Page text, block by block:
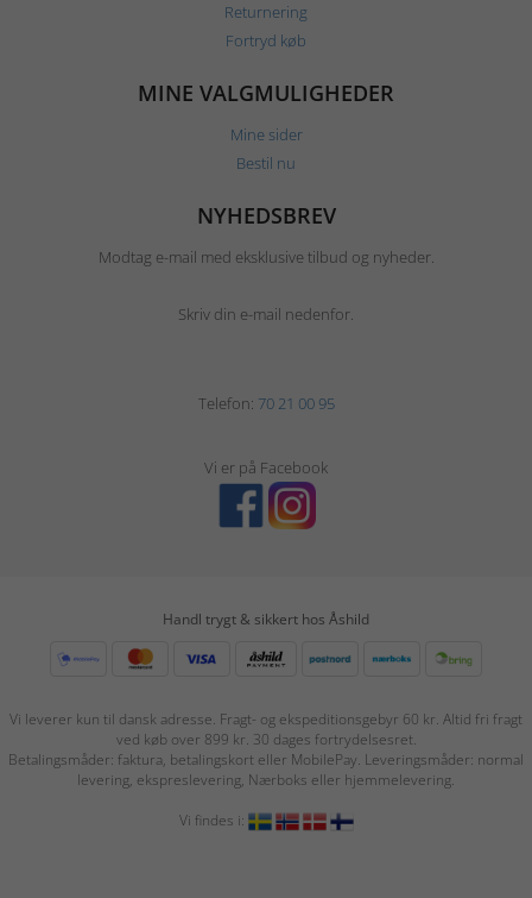
Returnering
Fortryd køb
MINE VALGMULIGHEDER
Mine sider
Bestil nu
NYHEDSBREV
Modtag e-mail med eksklusive tilbud og nyheder.
Skriv din e-mail nedenfor.
Telefon: 70 21 00 95
Vi er på Facebook
Handl trygt & sikkert hos Åshild
Vi leverer kun til dansk adresse. Fragt- og ekspeditionsgebyr 60 kr. Altid fri fragt
ved køb over 899 kr. 30 dages fortrydelsesret.
Betalingsmåder: faktura, betalingskort eller MobilePay. Leveringsmåder: normal
levering, ekspreslevering, Nærboks eller hjemmelevering.
Vi findes i: